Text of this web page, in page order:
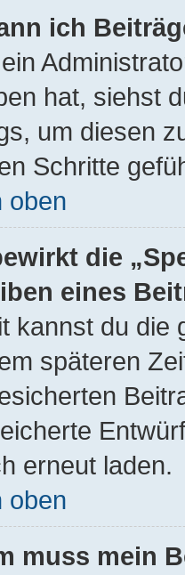
ich
hat, siehst
um diesen
Schritte
oben
die
eines
kannst du die
späteren
erneut laden.
oben
muss mein